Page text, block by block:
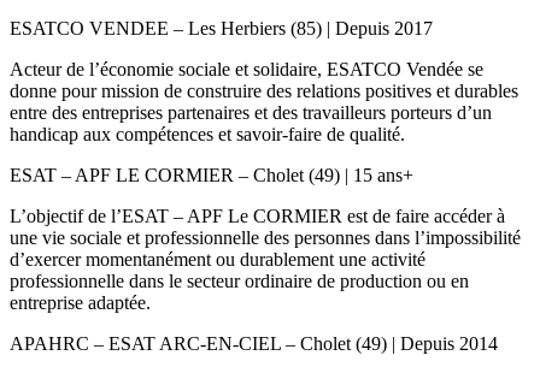
ESATCO VENDEE – Les Herbiers (85) | Depuis 2017
Acteur de l’économie sociale et solidaire, ESATCO Vendée se
donne pour mission de construire des relations positives et durables
entre des entreprises partenaires et des travailleurs porteurs d’un
handicap aux compétences et savoir-faire de qualité.
ESAT – APF LE CORMIER – Cholet (49) | 15 ans+
L’objectif de l’ESAT – APF Le CORMIER est de faire accéder à
une vie sociale et professionnelle des personnes dans l’impossibilité
d’exercer momentanément ou durablement une activité
professionnelle dans le secteur ordinaire de production ou en
entreprise adaptée.
APAHRC – ESAT ARC-EN-CIEL – Cholet (49) | Depuis 2014